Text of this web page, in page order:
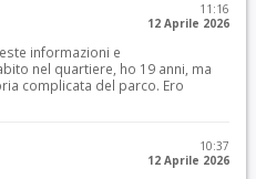
11:16
12 Aprile 2026
informazioni e
nel quartiere, ho 19 anni, ma
complicata del parco. Ero
10:37
12 Aprile 2026